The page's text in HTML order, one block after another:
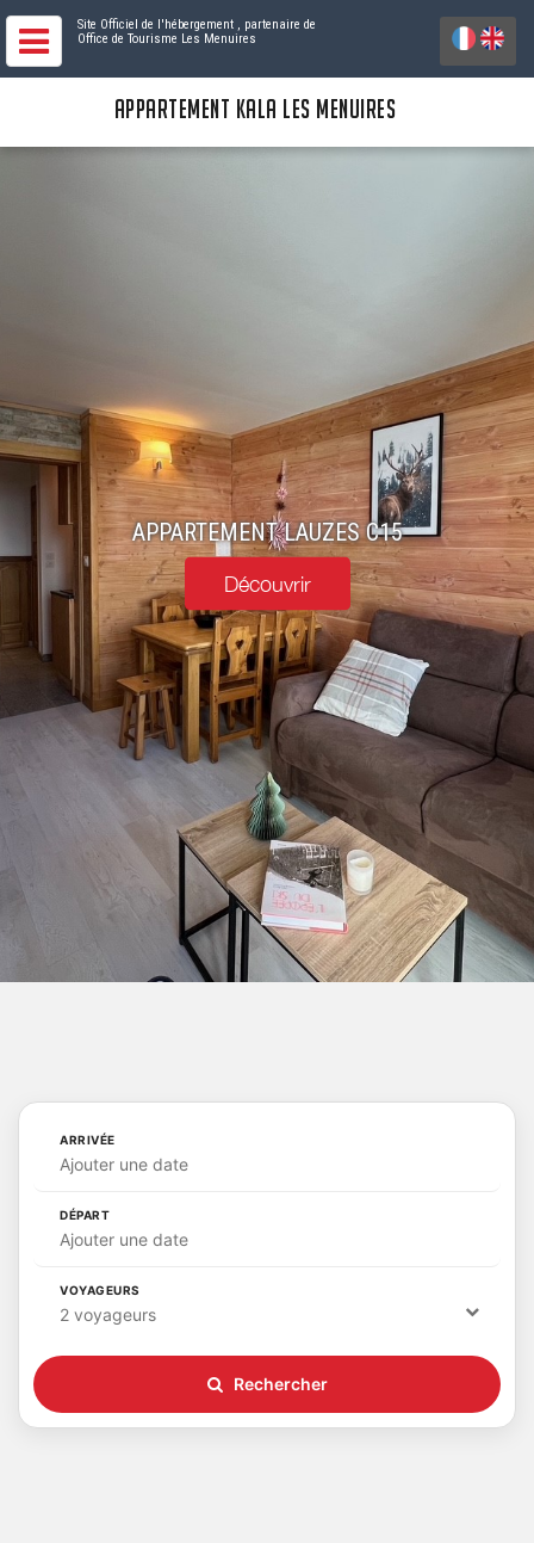
Site Officiel de l'hébergement , partenaire de
Office de Tourisme Les Menuires
APPARTEMENT KALA LES MENUIRES
APPARTEMENT LAUZES C15
Découvrir
ARRIVÉE
Ajouter une date
DÉPART
Ajouter une date
VOYAGEURS
2 voyageurs
Rechercher